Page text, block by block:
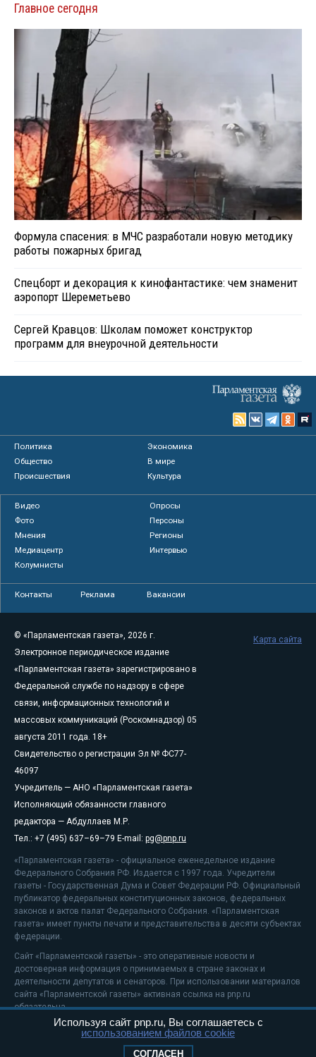
Главное сегодня
Формула спасения: в МЧС разработали новую методику
работы пожарных бригад
Спецборт и декорация к кинофантастике: чем знаменит
аэропорт Шереметьево
Сергей Кравцов: Школам поможет конструктор
программ для внеурочной деятельности
Политика
Экономика
Общество
В мире
Происшествия
Культура
Видео
Опросы
Фото
Персоны
Мнения
Регионы
Медиацентр
Интервью
Колумнисты
Контакты Реклама Вакансии
© «Парламентская газета», 2026 г.
Электронное периодическое издание
«Парламентская газета» зарегистрировано в
Федеральной службе по надзору в сфере
связи, информационных технологий и
массовых коммуникаций (Роскомнадзор) 05
августа 2011 года. 18+
Свидетельство о регистрации Эл № ФС77-
46097
Учредитель — АНО «Парламентская газета»
Исполняющий обязанности главного
редактора — Абдуллаев М.Р.
Тел.: +7 (495) 637–69–79 E-mail: pg@pnp.ru
«Парламентская газета» - официальное еженедельное издание
Федерального Собрания РФ. Издается с 1997 года. Учредители
газеты - Государственная Дума и Совет Федерации РФ. Официальный
публикатор федеральных конституционных законов, федеральных
законов и актов палат Федерального Собрания. «Парламентская
газета» имеет пункты печати и представительства в десяти субъектах
федерации.
Сайт «Парламентской газеты» - это оперативные новости и
достоверная информация о принимаемых в стране законах и
деятельности депутатов и сенаторов. При использовании материалов
сайта «Парламентской газеты» активная ссылка на pnp.ru
обязательна.
На информационном ресурсе применяютсярекомендательные
Положение о защите персональных данных
Карта сайта
Используя сайт pnp.ru, Вы соглашаетесь с
использованием файлов cookie
СОГЛАСЕН